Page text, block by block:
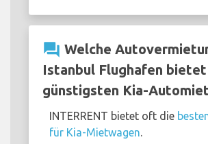
question_answer Welche
Istanbul Flughafen
günstigsten Kia-
INTERRENT bietet oft die
für Kia-Mietwagen